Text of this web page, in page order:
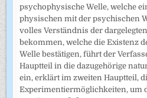
psychophysische Welle, welche
physischen mit der psychischen
volles Verständnis der
bekommen, welche die Existenz
Welle bestätigen, führt der
Hauptteil in die dazugehörige
ein, erklärt im zweiten Hauptteil,
Experimentiermöglichkeiten, um